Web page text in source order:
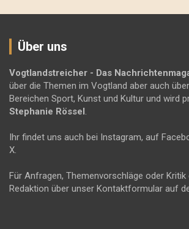
Über uns
Vogtlandstreicher - Das
über die Themen im Vogtland aber auch
Bereichen Sport, Kunst und Kultur und wird
Stephanie Rössel.
Ihr findet uns auch bei Instagram, auf
X.
Für Anfragen, Themenvorschläge oder Kritik
Redaktion über unser Kontaktformular auf